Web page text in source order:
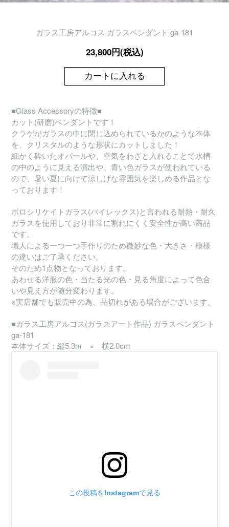
ガラス工房アルコス ガラスペンダント ga-181
23,800円(税込)
カートに入れる
■Glass Accessoryの特徴■
カット(研磨)ペンダントです！
クラゲがガラスの中に閉じ込められているかのような本体
を、クリスタルのような形状にカットしました！
細かく砕いたオパールや、空気をわざと入れることで水槽
の中のように見える演出や、青い色ガラスが使われている
ので、暑い夏に向けて涼しげな雰囲気を楽しめる作品とな
っております！
ボロシリケイトガラス(パイレックス)と言われる耐熱・耐久
ガラスを使用しており非常に割れにくく安全性が高い商品
です。
職人による一つ一つ手作りのため微妙な色・大きさ・模様
の違いはご了承ください。
そのため1点物となっております。
あわせる洋服の色・当たる光の色・見る角度によって色合
いや見え方が随分変わります。
※実店舗でも販売中の為、品切れがある場合がございます。
■ガラス工房アルコス(ガラスアート作品) ガラスペンダント
ga-181
本体サイズ：縦5.3m × 横2.0cm
この投稿をInstagramで見る